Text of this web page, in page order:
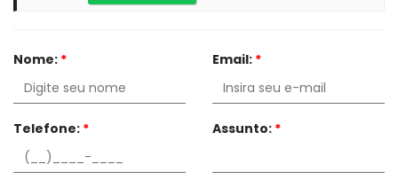
Nome: * Email: *
Telefone: * Assunto: *